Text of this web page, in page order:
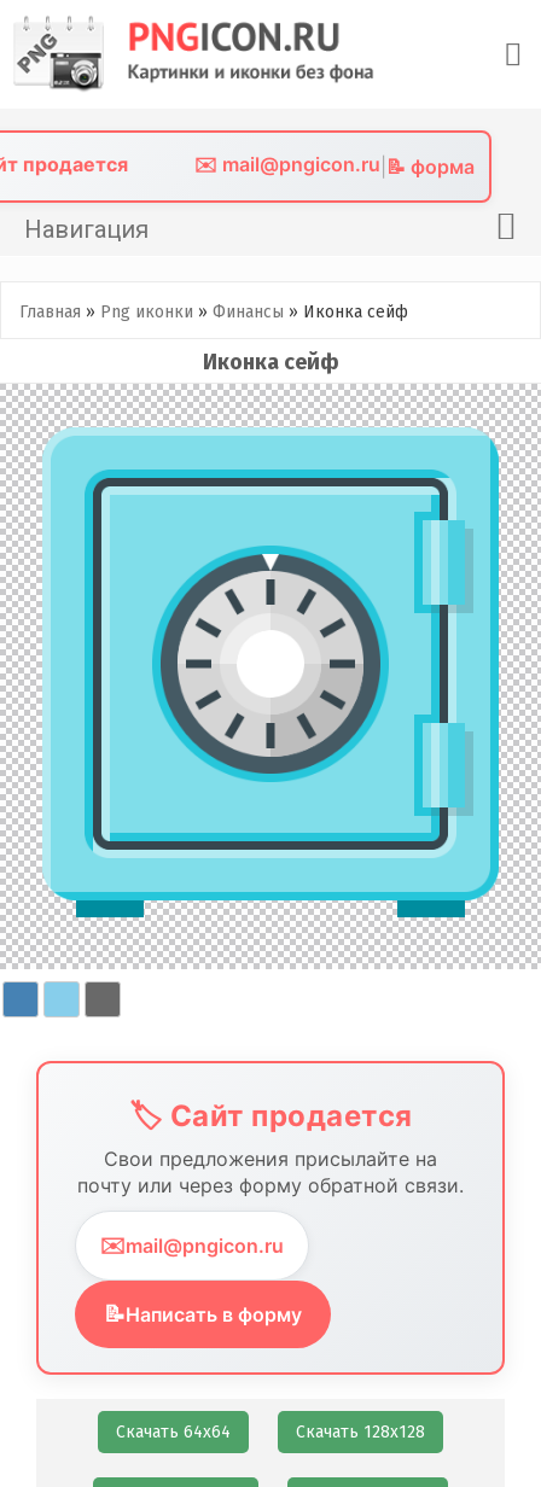
content
продается ✉️ mail@pngicon.ru 📝 форма
Навигация
Png иконки
Фото без фона
Контакты
Главная » Png иконки » Финансы » Иконка сейф
Иконка сейф
🏷️ Сайт продается
Свои предложения присылайте на
почту или через форму обратной связи.
✉️mail@pngicon.ru
📝Написать в форму
Скачать 64х64 Скачать 128х128